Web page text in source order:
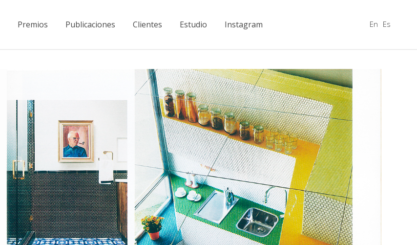
Premios Publicaciones Clientes Estudio Instagram En Es